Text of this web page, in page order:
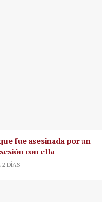
fue asesinada por un
con ella
2 DÍAS